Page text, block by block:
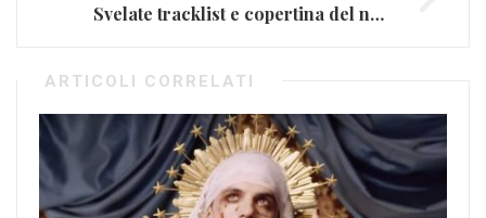
Svelate tracklist e copertina del nuovo album di David Gilmour
ARTICOLI CORRELATI